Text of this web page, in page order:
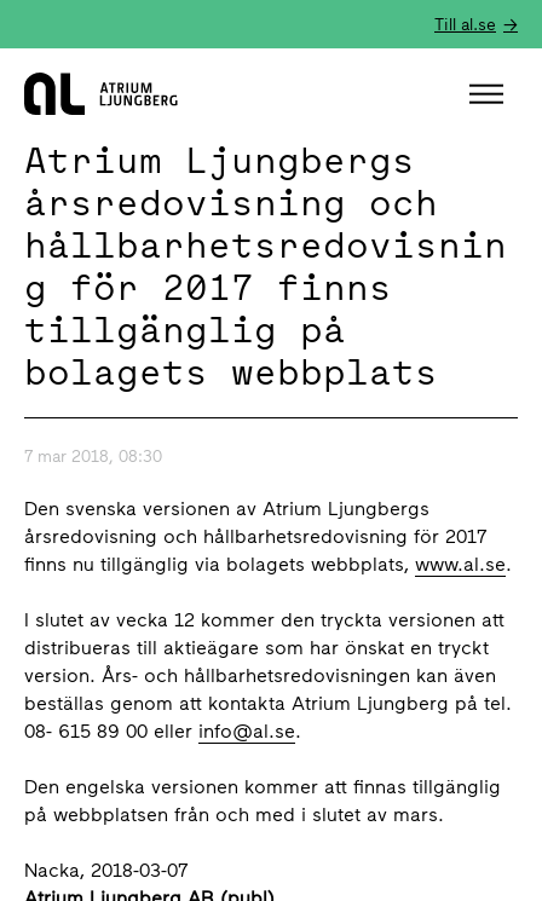
Till al.se
Hem
Atrium Ljungbergs
årsredovisning och
hållbarhetsredovisnin
g för 2017 finns
tillgänglig på
bolagets webbplats
7 mar 2018, 08:30
Den svenska versionen av Atrium Ljungbergs
årsredovisning och hållbarhetsredovisning för 2017
finns nu tillgänglig via bolagets webbplats, www.al.se.
I slutet av vecka 12 kommer den tryckta versionen att
distribueras till aktieägare som har önskat en tryckt
version. Års- och hållbarhetsredovisningen kan även
beställas genom att kontakta Atrium Ljungberg på tel.
08- 615 89 00 eller info@al.se.
Den engelska versionen kommer att finnas tillgänglig
på webbplatsen från och med i slutet av mars.
Nacka, 2018-03-07